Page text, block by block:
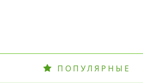
ПОПУЛЯРНЫЕ